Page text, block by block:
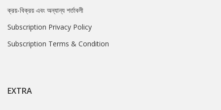
ক্রয়-বিক্রয় এবং অন্যান্য শর্তাবলী
Subscription Privacy Policy
Subscription Terms & Condition
EXTRA